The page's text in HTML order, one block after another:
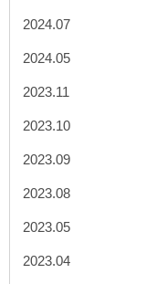
2024.07
2024.05
2023.11
2023.10
2023.09
2023.08
2023.05
2023.04